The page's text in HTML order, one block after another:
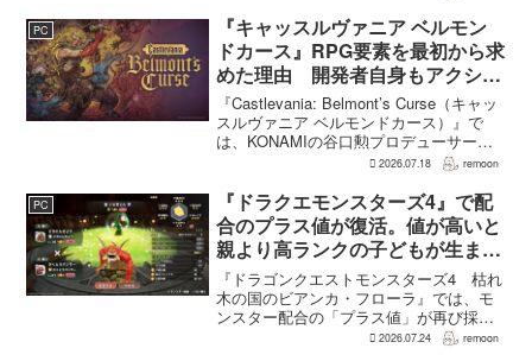
ユーザーレビューは5,710件に達し、う...
PC
『キャッスルヴァニア ベルモン
ドカース』RPG要素を最初から求
めた理由 開発者自身もアクショ
ンのつらさを実感
『Castlevania: Belmont’s Curse（キャッ
スルヴァニア ベルモンドカース）』で
は、KONAMIの谷口勲プロデューサー
が、レベルアップを含むRPG的システム
何度も挑戦すれば先へ進める...
2026.07.18 remoon
PC
『ドラクエモンスターズ4』で配
合のプラス値が復活。値が高いと
親より高ランクの子どもが生まれ
ることも
『ドラゴンクエストモンスターズ4 枯れ
木の国のビアンカ・フローラ』では、モ
ンスター配合の「プラス値」が再び採用
される。配合を繰り返すことで数値が増
2026.07.24 remoon